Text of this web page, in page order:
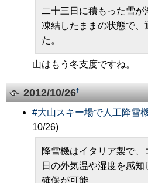
二十三日に積もった雪
凍結したままの状態で、
た。
山はもう冬支度ですね。
2012/10/26†
#大山スキー場で人工降雪
10/26)
降雪機はイタリア製で
日の外気温や湿度を感
確保が可能